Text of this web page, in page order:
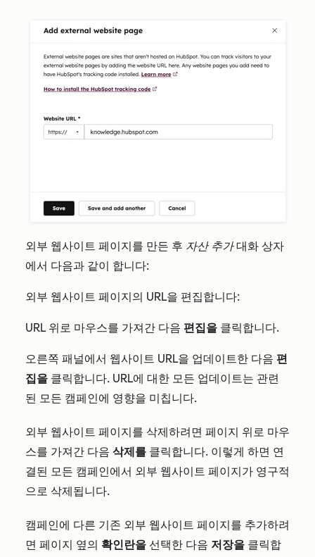
외부 웹사이트 페이지를 만든 후 자산 추가대화 상자
에서 다음과 같이 합니다:
외부 웹사이트 페이지의 URL을 편집합니다:
URL 위로 마우스를 가져간 다음 편집을 클릭합니다.
오른쪽 패널에서 웹사이트 URL을 업데이트한 다음 편
집을 클릭합니다. URL에 대한 모든 업데이트는 관련
된 모든 캠페인에 영향을 미칩니다.
외부 웹사이트 페이지를 삭제하려면 페이지 위로 마우
스를 가져간 다음 삭제를 클릭합니다. 이렇게 하면 연
결된 모든 캠페인에서 외부 웹사이트 페이지가 영구적
으로 삭제됩니다.
캠페인에 다른 기존 외부 웹사이트 페이지를 추가하려
면 페이지 옆의 확인란을 선택한 다음 저장을 클릭합